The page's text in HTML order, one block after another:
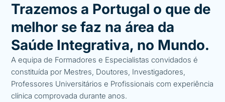
Trazemos a Portugal o que de
melhor se faz na área da
Saúde Integrativa, no Mundo.
A equipa de Formadores e Especialistas convidados é
constituída por Mestres, Doutores, Investigadores,
Professores Universitários e Profissionais com experiência
clínica comprovada durante anos.